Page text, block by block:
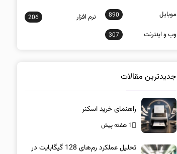
موبايل 890 نرم افزار 206
وب و اينترنت 307
جدیدترین مقالات
راهنمای خرید اسکنر
1 هفته پیش
تحلیل عملکرد رم‌های 128 گیگابایت در